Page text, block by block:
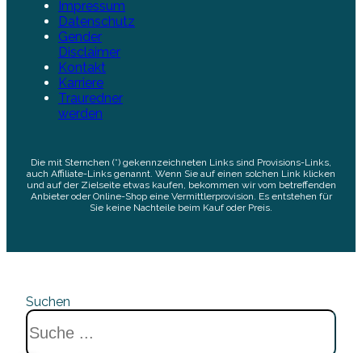
Impressum
Datenschutz
Gender
Disclaimer
Kontakt
Karriere
Trauredner
werden
Die mit Sternchen (*) gekennzeichneten Links sind Provisions-Links,
auch Affiliate-Links genannt. Wenn Sie auf einen solchen Link klicken
und auf der Zielseite etwas kaufen, bekommen wir vom betreffenden
Anbieter oder Online-Shop eine Vermittlerprovision. Es entstehen für
Sie keine Nachteile beim Kauf oder Preis.
Suchen